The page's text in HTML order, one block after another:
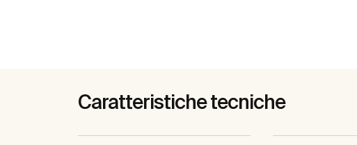
Caratteristiche tecniche